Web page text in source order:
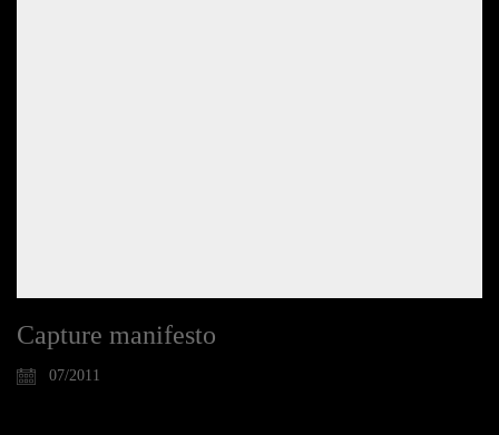
Capture manifesto
07/2011